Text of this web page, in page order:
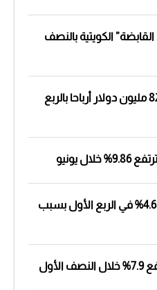
القابضة” الكويتية بالنصف
“أكوا السعودية” تحقق 82.2 مليون دولار أرباحا بالربع
يونيو
الاقتصاد الكويتي ينكمش 4.6% في الربع الأول بسبب